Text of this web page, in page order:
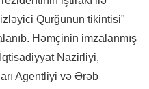
Qurğunun tikintisi"
Həmçinin imzalanmış
Nazirliyi,
Agentliyi və Ərəb